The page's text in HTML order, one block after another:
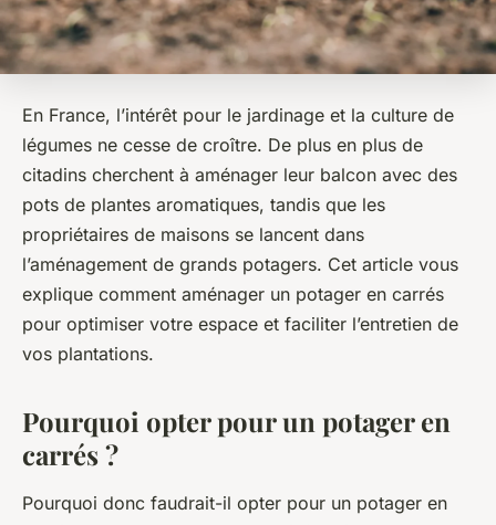
En France, l’intérêt pour le jardinage et la culture de
légumes ne cesse de croître. De plus en plus de
citadins cherchent à aménager leur balcon avec des
pots de plantes aromatiques, tandis que les
propriétaires de maisons se lancent dans
l’aménagement de grands potagers. Cet article vous
explique comment aménager un potager en carrés
pour optimiser votre espace et faciliter l’entretien de
vos plantations.
Pourquoi opter pour un potager en
carrés ?
Pourquoi donc faudrait-il opter pour un potager en